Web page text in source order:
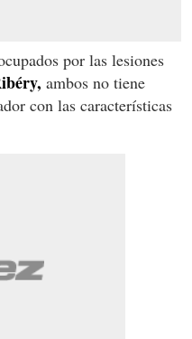
por las lesiones
ambos no tiene
con las características